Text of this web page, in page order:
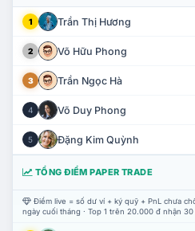
1 Trần Thị Hương
2 Võ Hữu Phong
3 Trần Ngọc Hà
4 Võ Duy Phong
5 Đặng Kim Quỳnh
TỔNG ĐIỂM PAPER TRADE
Điểm live = số dư ví + ký quỹ + PnL chưa
ngày cuối tháng · Top 1 trên 20.000 đ nhận 30